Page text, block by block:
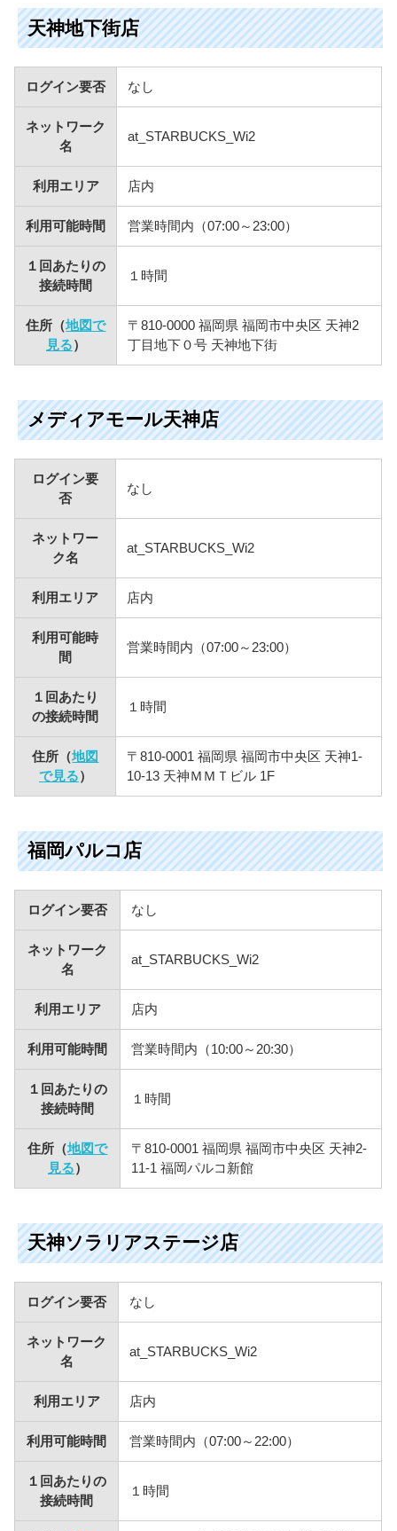
天神地下街店
ログイン要否 なし
ネットワーク
名
at_STARBUCKS_Wi2
利用エリア 店内
利用可能時間 営業時間内（07:00～23:00）
１回あたりの
接続時間
１時間
住所（地図で
見る）
〒810-0000 福岡県 福岡市中央区 天神2
丁目地下０号 天神地下街
メディアモール天神店
ログイン要
否
なし
ネットワー
ク名
at_STARBUCKS_Wi2
利用エリア 店内
利用可能時
間
営業時間内（07:00～23:00）
１回あたり
の接続時間
１時間
住所（地図
で見る）
〒810-0001 福岡県 福岡市中央区 天神1-
10-13 天神ＭＭＴビル 1F
福岡パルコ店
ログイン要否 なし
ネットワーク
名
at_STARBUCKS_Wi2
利用エリア 店内
利用可能時間 営業時間内（10:00～20:30）
１回あたりの
接続時間
１時間
住所（地図で
見る）
〒810-0001 福岡県 福岡市中央区 天神2-
11-1 福岡パルコ新館
天神ソラリアステージ店
ログイン要否 なし
ネットワーク
名
at_STARBUCKS_Wi2
利用エリア 店内
利用可能時間 営業時間内（07:00～22:00）
１回あたりの
接続時間
１時間